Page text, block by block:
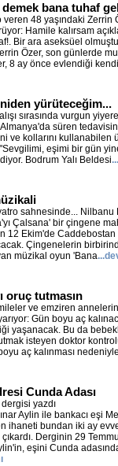
bana tuhaf
48 yaşındaki Zerrin
Hamile kalırsam
Bir ara aseksüel
Özer, son günlerde
8 ay önce evlendiği
yürüteceğim...
sırasında vurgun
süren
ve kollarını kullanabilen
eşimi bir gün
Bodrum Yalı Beldesi
sahnesinde... Nilbanu
Çalsana' bir çingene
12 Ekim'de
Çingenelerin
müzikal oyun 'Bana
oruç tutmasın
ve emziren
Gün boyu aç
yaşanacak. Bu da
isteyen doktor
aç kalınması
Cunda Adası
yazdı
Aylin ile bankacı eşi
ihaneti bundan iki ay
Derginin 29
eşini Cunda